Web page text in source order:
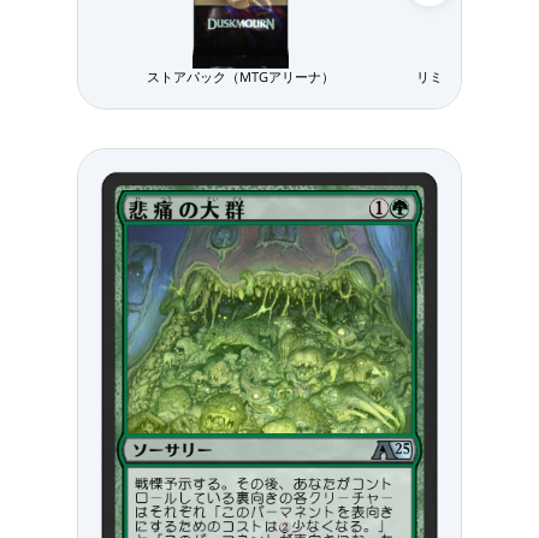
ストアパック（MTGアリーナ） リミテッド用パッ